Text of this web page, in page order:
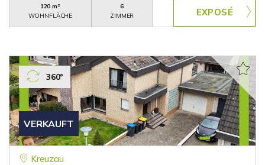
120 m²
WOHNFLÄCHE
6
ZIMMER
VERKAUFT
360°
Kreuzau